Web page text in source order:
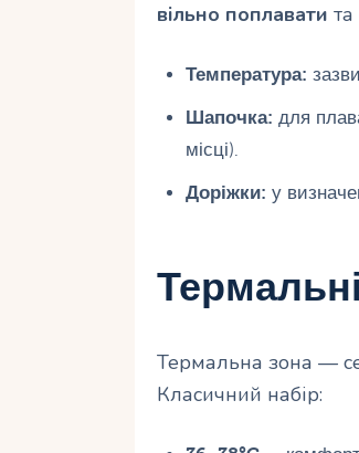
вільно поплавати
Температура:
Шапочка: для
місці).
Доріжки: у
Термальна зона —
Класичний набір: